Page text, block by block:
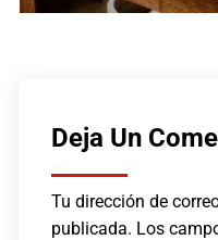
Deja Un
Tu dirección de
publicada. Los